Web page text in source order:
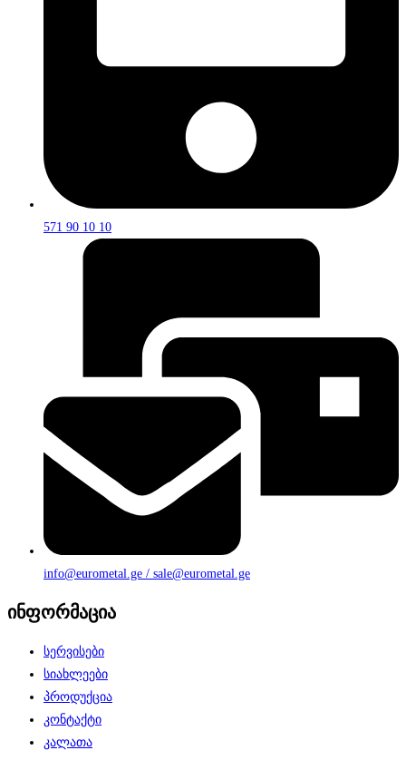
571 90 10 10
info@eurometal.ge / sale@eurometal.ge
ინფორმაცია
სერვისები
სიახლეები
პროდუქცია
კონტაქტი
კალათა